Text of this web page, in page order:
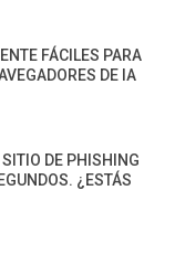
FÁCILES PARA
DE IA
DE PHISHING
¿ESTÁS